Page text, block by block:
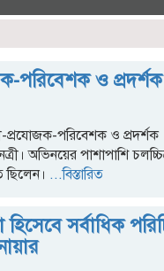
পরিবেশক ও
প্রযোজক-পরিবেশক ও প্রদর্শক
অভিনয়ের পাশাপাশি
ছিলেন। ...বিস্তারিত
সর্বাধিক